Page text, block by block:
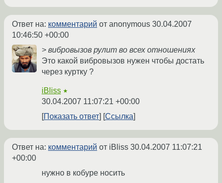
Ответ на: комментарий от anonymous 30.04.2007
10:46:50 +00:00
> вибровызов рулит во всех отношениях
Это какой вибровызов нужен чтобы достать
через куртку ?
iBliss ★
30.04.2007 11:07:21 +00:00
Показать ответ
Ссылка
Ответ на: комментарий от iBliss 30.04.2007 11:07:21
+00:00
нужно в кобуре носить